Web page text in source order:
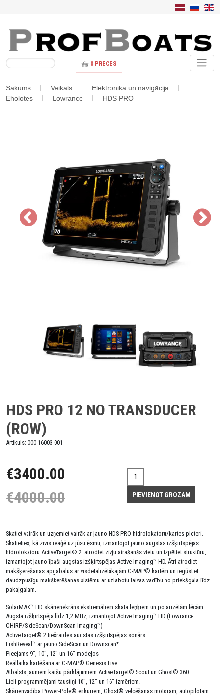
0 PRECES
Sakums Veikals
Elektronika un navigācija
Eholotes
Lowrance HDS PRO
HDS PRO 12 NO TRANSDUCER
(ROW)
Artikuls: 000-16003-001
€3400.00
€4000.00
Skatiet vairāk un uzņemiet vairāk ar jauno HDS PRO hidrolokatoru/kartes ploteri.
Skatieties, kā zivis reaģē uz jūsu ēsmu, izmantojot jauno augstas izšķirtspējas
hidrolokatoru ActiveTarget® 2, atrodiet zivju atrašanās vietu un izpētiet struktūru,
izmantojot jauno īpaši augstas izšķirtspējas Active Imaging™ HD. Ātri atrodiet
makšķerēšanas apgabalus ar visdetalizētākajām C-MAP® kartēm un iegūstiet
daudzpusīgu makšķerēšanas sistēmu ar uzlabotu laivas vadību no priekšgala līdz
pakaļgalam.
SolarMAX™ HD skārienekrāns ekstremāliem skata leņķiem un polarizētām lēcām
Augsta izšķirtspēja līdz 1,2 MHz, izmantojot Active Imaging™ HD (Lowrance
CHIRP/SideScan/DownScan Imaging™)
ActiveTarget® 2 tiešraides augstas izšķirtspējas sonārs
FishReveal™ ar jauno SideScan un Downscan*
Pieejams 9", 10", 12" un 16" modeļos
Reāllaika kartēšana ar C-MAP® Genesis Live
Atbalsts jauniem karšu pārklājumiem ActiveTarget® Scout un Ghost® 360
Lieli programmējami taustiņi 10", 12" un 16" izmēriem.
Skārienvadība Power-Pole® enkuriem, Ghost® velcēšanas motoram, autopilotam